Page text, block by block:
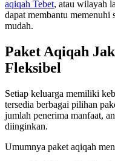
aqiqah Tebet, atau wilayah
dapat membantu memenuhi
mudah.
Paket Aqiqah
Fleksibel
Setiap keluarga memiliki
tersedia berbagai pilihan
jumlah penerima manfaat,
diinginkan.
Umumnya paket aqiqah